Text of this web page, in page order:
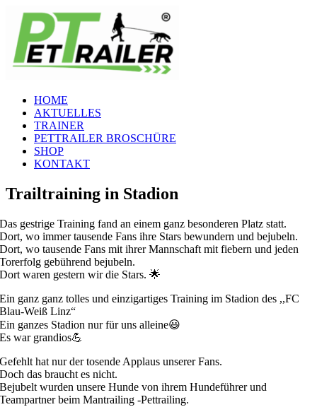
Zum
Inhalt
springen
HOME
AKTUELLES
TRAINER
PETTRAILER BROSCHÜRE
SHOP
KONTAKT
Trailtraining in Stadion
Das gestrige Training fand an einem ganz besonderen Platz statt.
Dort, wo immer tausende Fans ihre Stars bewundern und bejubeln.
Dort, wo tausende Fans mit ihrer Mannschaft mit fiebern und jeden
Torerfolg gebührend bejubeln.
Dort waren gestern wir die Stars. 🌟
Ein ganz ganz tolles und einzigartiges Training im Stadion des ,,FC
Blau-Weiß Linz“
Ein ganzes Stadion nur für uns alleine😃
Es war grandios💪
Gefehlt hat nur der tosende Applaus unserer Fans.
Doch das braucht es nicht.
Bejubelt wurden unsere Hunde von ihrem Hundeführer und
Teampartner beim Mantrailing -Pettrailing.